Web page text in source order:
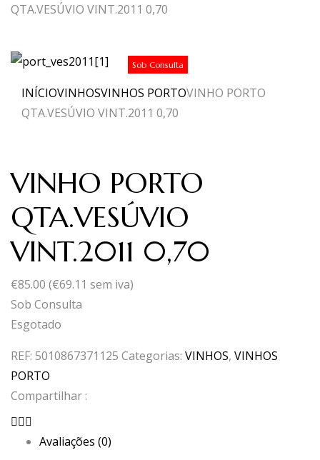
QTA.VESÚVIO VINT.2011 0,70
Sob Consulta
INÍCIOVINHOSVINHOS PORTOVINHO PORTO
QTA.VESÚVIO VINT.2011 0,70
VINHO PORTO
QTA.VESÚVIO
VINT.2011 0,70
€85.00 (€69.11 sem iva)
Sob Consulta
Esgotado
REF: 5010867371125 Categorias: VINHOS, VINHOS
PORTO
Compartilhar :
Avaliações (0)